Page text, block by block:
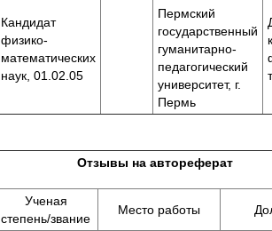
Кандидат
физико-
математических
наук, 01.02.05
Пермский
государственный
гуманитарно-
педагогический
университет, г.
Пермь
Отзывы на автореферат
Ученая
степень/звание
Место работы